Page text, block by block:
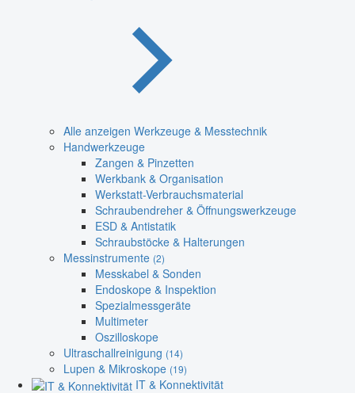
Alle anzeigen Werkzeuge & Messtechnik
Handwerkzeuge
Zangen & Pinzetten
Werkbank & Organisation
Werkstatt-Verbrauchsmaterial
Schraubendreher & Öffnungswerkzeuge
ESD & Antistatik
Schraubstöcke & Halterungen
Messinstrumente (2)
Messkabel & Sonden
Endoskope & Inspektion
Spezialmessgeräte
Multimeter
Oszilloskope
Ultraschallreinigung (14)
Lupen & Mikroskope (19)
IT & Konnektivität